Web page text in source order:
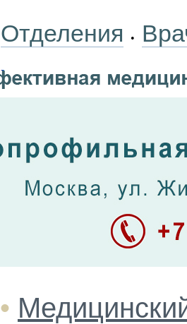
Отделения •
•